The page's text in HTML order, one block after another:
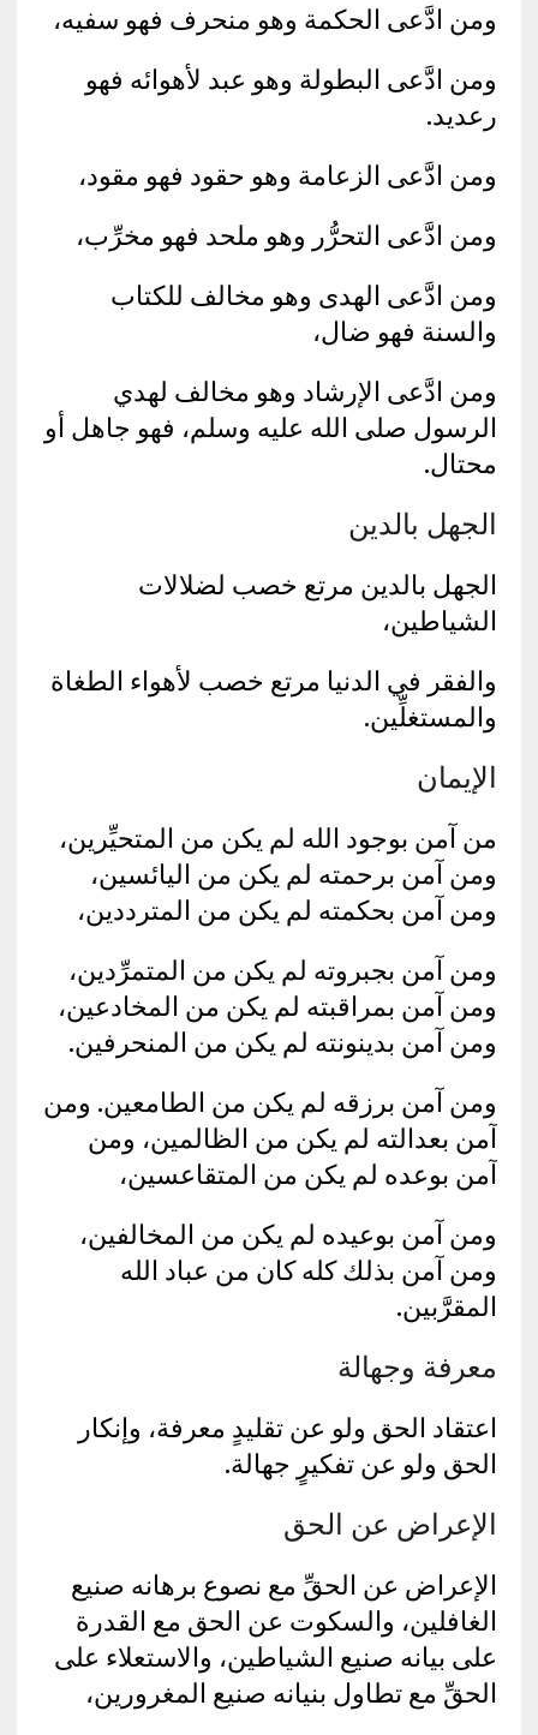
ومن ادَّعى الحكمة وهو منحرف فهو سفيه،
ومن ادَّعى البطولة وهو عبد لأهوائه فهو
رعديد.
ومن ادَّعى الزعامة وهو حقود فهو مقود،
ومن ادَّعى التحرُّر وهو ملحد فهو مخرِّب،
ومن ادَّعى الهدى وهو مخالف للكتاب
والسنة فهو ضال،
ومن ادَّعى الإرشاد وهو مخالف لهدي
الرسول صلى الله عليه وسلم، فهو جاهل أو
محتال.
الجهل بالدين
الجهل بالدين مرتع خصب لضلالات
الشياطين،
والفقر في الدنيا مرتع خصب لأهواء الطغاة
والمستغلِّين.
الإيمان
من آمن بوجود الله لم يكن من المتحيِّرين،
ومن آمن برحمته لم يكن من اليائسين،
ومن آمن بحكمته لم يكن من المترددين،
ومن آمن بجبروته لم يكن من المتمرِّدين،
ومن آمن بمراقبته لم يكن من المخادعين،
ومن آمن بدينونته لم يكن من المنحرفين.
ومن آمن برزقه لم يكن من الطامعين. ومن
آمن بعدالته لم يكن من الظالمين، ومن
آمن بوعده لم يكن من المتقاعسين،
ومن آمن بوعيده لم يكن من المخالفين،
ومن آمن بذلك كله كان من عباد الله
المقرَّبين.
معرفة وجهالة
اعتقاد الحق ولو عن تقليدٍ معرفة، وإنكار
الحق ولو عن تفكيرٍ جهالة.
الإعراض عن الحق
الإعراض عن الحقِّ مع نصوع برهانه صنيع
الغافلين، والسكوت عن الحق مع القدرة
على بيانه صنيع الشياطين، والاستعلاء على
الحقِّ مع تطاول بنيانه صنيع المغرورين،